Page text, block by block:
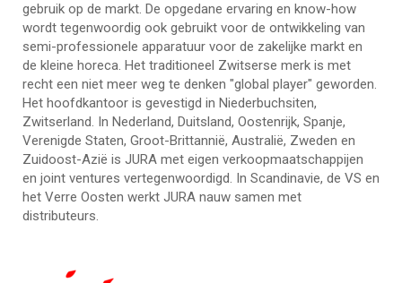
gebruik op de markt. De opgedane ervaring en know-how
wordt tegenwoordig ook gebruikt voor de ontwikkeling van
semi-professionele apparatuur voor de zakelijke markt en
de kleine horeca. Het traditioneel Zwitserse merk is met
recht een niet meer weg te denken "global player" geworden.
Het hoofdkantoor is gevestigd in Niederbuchsiten,
Zwitserland. In Nederland, Duitsland, Oostenrijk, Spanje,
Verenigde Staten, Groot-Brittannië, Australië, Zweden en
Zuidoost-Azië is JURA met eigen verkoopmaatschappijen
en joint ventures vertegenwoordigd. In Scandinavie, de VS en
het Verre Oosten werkt JURA nauw samen met
distributeurs.